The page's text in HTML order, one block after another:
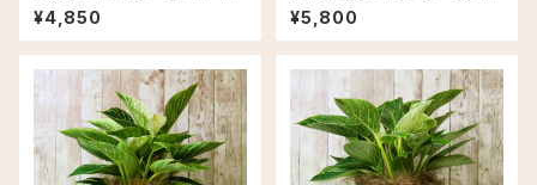
ン 斑入り ナチュラルな陶器鉢(5
号相当)
¥4,850
ーキン 5号 DELLKI アルモニー
ポットA L/DF02WH 皿付き
¥5,800